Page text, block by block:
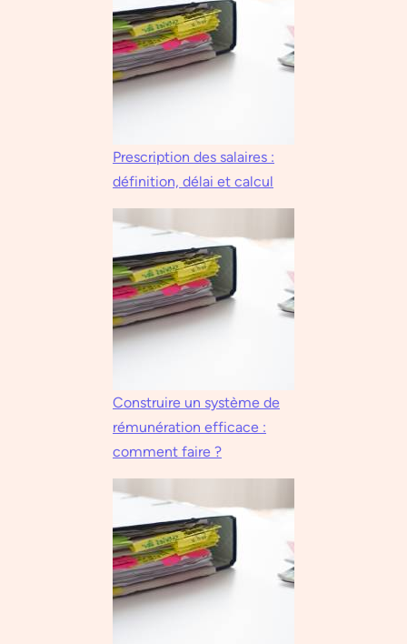
Prescription des salaires :
définition, délai et calcul
Construire un système de
rémunération efficace :
comment faire ?